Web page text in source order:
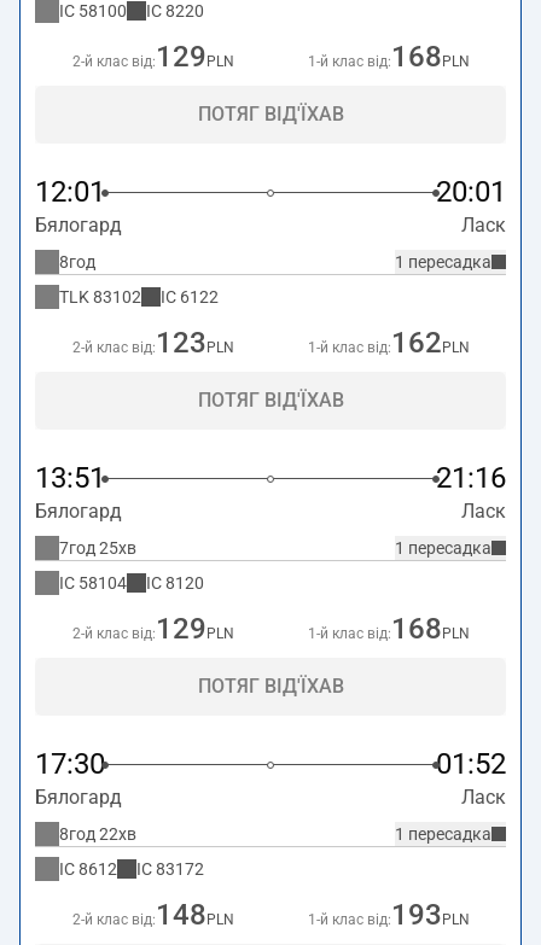
IC 58100 IC8220
2-й клас від: 129 PLN 1-й клас від: 168 PLN
ПОТЯГ ВІД'ЇХАВ
12:01 20:01
Бялогард Ласк
1 пересадка
8год
TLK 83102 IC 6122
2-й клас від: 123 PLN 1-й клас від: 162 PLN
ПОТЯГ ВІД'ЇХАВ
13:51 21:16
Бялогард Ласк
1 пересадка
7год 25хв
IC 58104 IC8120
2-й клас від: 129 PLN 1-й клас від: 168 PLN
ПОТЯГ ВІД'ЇХАВ
17:30 01:52
Бялогард Ласк
1 пересадка
8год 22хв
IC8612 IC83172
2-й клас від: 148 PLN 1-й клас від: 193 PLN